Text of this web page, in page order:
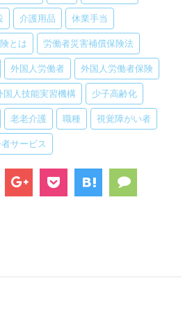
介護用品 休業手当
とは 労働者災害補償保険法
外国人労働者 外国人労働者保険
国人技能実習機構 少子高齢化
老老介護 職種 視覚障がい者
サービス